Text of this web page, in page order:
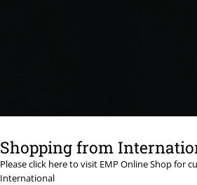
Shopping from
Please click here to visit EMP Online Shop for
International